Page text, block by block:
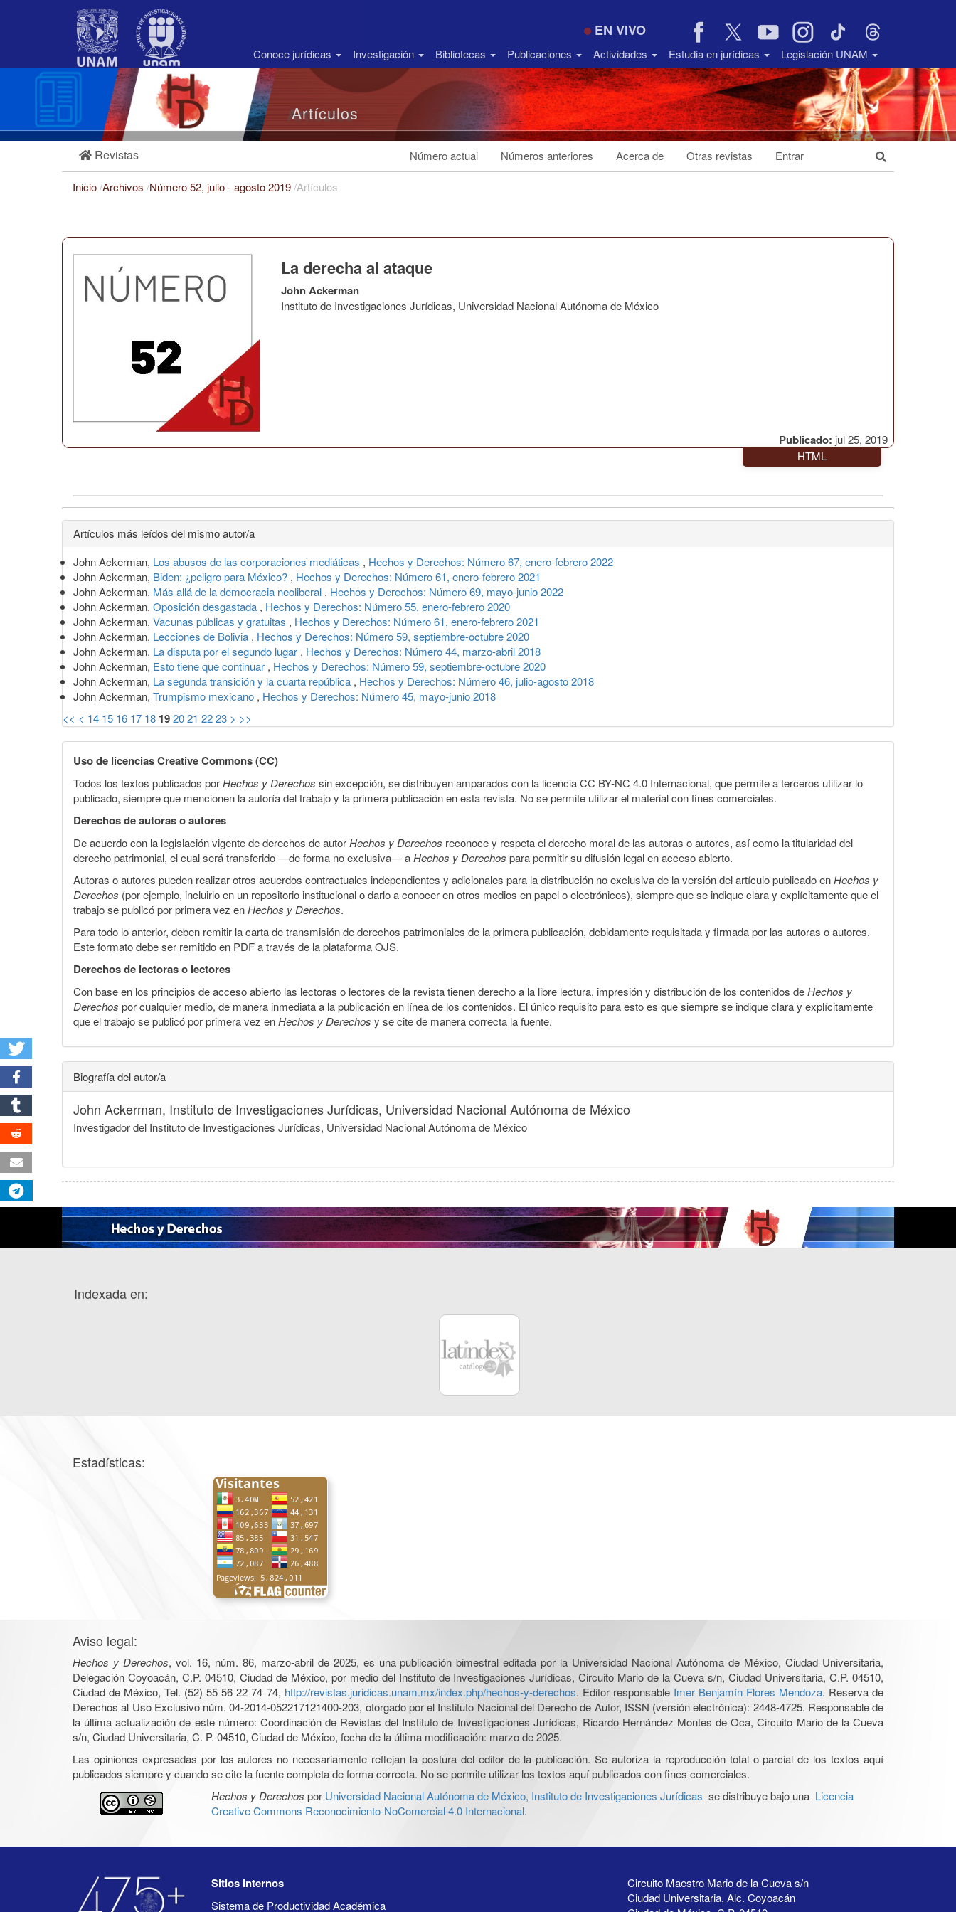
Barra
EN VIVO
Conoce jurídicas Investigación Bibliotecas Publicaciones Actividades Estudia en jurídicas Legislación UNAM
Artículos
Revistas Número actual Números anteriores Acerca de Otras revistas Entrar
Inicio/Archivos /Número 52, julio - agosto 2019/Artículos
Publicado: jul 25, 2019
La derecha al ataque
John Ackerman
Instituto de Investigaciones Jurídicas, Universidad Nacional Autónoma de México
HTML
Detalles
del
artículo
Artículos más leídos del mismo autor/a
John Ackerman, Los abusos de las corporaciones mediáticas , Hechos y Derechos: Número 67, enero-febrero 2022
John Ackerman, Biden: ¿peligro para México? , Hechos y Derechos: Número 61, enero-febrero 2021
John Ackerman, Más allá de la democracia neoliberal , Hechos y Derechos: Número 69, mayo-junio 2022
John Ackerman, Oposición desgastada , Hechos y Derechos: Número 55, enero-febrero 2020
John Ackerman, Vacunas públicas y gratuitas , Hechos y Derechos: Número 61, enero-febrero 2021
John Ackerman, Lecciones de Bolivia , Hechos y Derechos: Número 59, septiembre-octubre 2020
John Ackerman, La disputa por el segundo lugar , Hechos y Derechos: Número 44, marzo-abril 2018
John Ackerman, Esto tiene que continuar , Hechos y Derechos: Número 59, septiembre-octubre 2020
John Ackerman, La segunda transición y la cuarta república , Hechos y Derechos: Número 46, julio-agosto 2018
John Ackerman, Trumpismo mexicano , Hechos y Derechos: Número 45, mayo-junio 2018
<< < 14 15 16 17 18 192021 2223 > >>
Uso de licencias Creative Commons (CC)
Todos los textos publicados porHechos y Derechos sin excepción, se distribuyen amparados con la licencia CC BY-NC 4.0 Internacional, que permite a terceros utilizar lo
publicado, siempre que mencionen la autoría del trabajo y la primera publicación en esta revista. No se permite utilizar el material con fines comerciales.
Derechos de autoras o autores
De acuerdo con la legislación vigente de derechos de autorHechos y Derechos reconoce y respeta el derecho moral de las autoras o autores, así como la titularidad del
derecho patrimonial, el cual será transferido —de forma no exclusiva— aHechos y Derechos para permitir su difusión legal en acceso abierto.
Autoras o autores pueden realizar otros acuerdos contractuales independientes y adicionales para la distribución no exclusiva de la versión del artículo publicado enHechos y
Derechos (por ejemplo, incluirlo en un repositorio institucional o darlo a conocer en otros medios en papel o electrónicos), siempre que se indique clara y explícitamente que el
trabajo se publicó por primera vez enHechos y Derechos.
Para todo lo anterior, deben remitir la carta de transmisión de derechos patrimoniales de la primera publicación, debidamente requisitada y firmada por las autoras o autores.
Este formato debe ser remitido en PDF a través de la plataforma OJS.
Derechos de lectoras o lectores
Con base en los principios de acceso abierto las lectoras o lectores de la revista tienen derecho a la libre lectura, impresión y distribución de los contenidos deHechos y
Derechos por cualquier medio, de manera inmediata a la publicación en línea de los contenidos. El único requisito para esto es que siempre se indique clara y explícitamente
que el trabajo se publicó por primera vez enHechos y Derechos y se cite de manera correcta la fuente.
Biografía del autor/a
John Ackerman, Instituto de Investigaciones Jurídicas, Universidad Nacional Autónoma de México
Investigador del Instituto de Investigaciones Jurídicas, Universidad Nacional Autónoma de México
Indexada en:
Estadísticas:
Aviso legal:
Hechos y Derechos, vol. 16, núm. 86, marzo-abril de 2025, es una publicación bimestral editada por la Universidad Nacional Autónoma de México, Ciudad Universitaria,
Delegación Coyoacán, C.P. 04510, Ciudad de México, por medio del Instituto de Investigaciones Jurídicas, Circuito Mario de la Cueva s/n, Ciudad Universitaria, C.P. 04510,
Ciudad de México, Tel. (52) 55 56 22 74 74, http://revistas.juridicas.unam.mx/index.php/hechos-y-derechos. Editor responsable Imer Benjamín Flores Mendoza. Reserva de
Derechos al Uso Exclusivo núm. 04-2014-052217121400-203, otorgado por el Instituto Nacional del Derecho de Autor, ISSN (versión electrónica): 2448-4725. Responsable de
la última actualización de este número: Coordinación de Revistas del Instituto de Investigaciones Jurídicas, Ricardo Hernández Montes de Oca, Circuito Mario de la Cueva
s/n, Ciudad Universitaria, C. P. 04510, Ciudad de México, fecha de la última modificación: marzo de 2025.
Las opiniones expresadas por los autores no necesariamente reflejan la postura del editor de la publicación. Se autoriza la reproducción total o parcial de los textos aquí
publicados siempre y cuando se cite la fuente completa de forma correcta. No se permite utilizar los textos aquí publicados con fines comerciales.
Hechos y Derechos por Universidad Nacional Autónoma de México, Instituto de Investigaciones Jurídicas se distribuye bajo una Licencia
Creative Commons Reconocimiento-NoComercial 4.0 Internacional.
Sitios internos
Sistema de Productividad Académica
Circuito Maestro Mario de la Cueva s/n
Ciudad Universitaria, Alc. Coyoacán